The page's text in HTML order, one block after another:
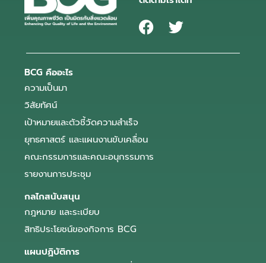
BCG คืออะไร
ความเป็นมา
วิสัยทัศน์
เป้าหมายและตัวชี้วัดความสำเร็จ
ยุทธศาสตร์ และแผนงานขับเคลื่อน
คณะกรรมการและคณะอนุกรรมการ
รายงานการประชุม
กลไกสนับสนุน
กฎหมาย และระเบียบ
สิทธิประโยชน์ของกิจการ BCG
แผนปฏิบัติการ